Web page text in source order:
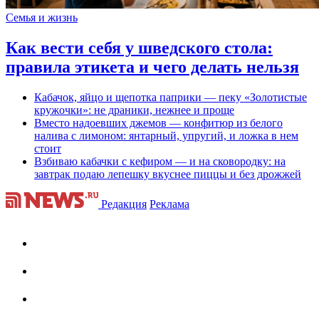
Семья и жизнь
Как вести себя у шведского стола:
правила этикета и чего делать нельзя
Кабачок, яйцо и щепотка паприки — пеку «Золотистые
кружочки»: не драники, нежнее и проще
Вместо надоевших джемов — конфитюр из белого
налива с лимоном: янтарный, упругий, и ложка в нем
стоит
Взбиваю кабачки с кефиром — и на сковородку: на
завтрак подаю лепешку вкуснее пиццы и без дрожжей
Редакция Реклама